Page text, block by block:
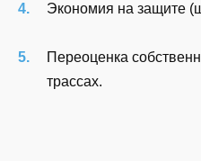
Экономия на защите
Переоценка
трассах.